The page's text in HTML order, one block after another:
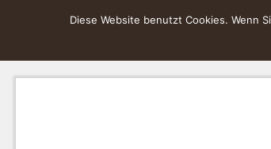
Diese Website benutzt Cookies. Wenn